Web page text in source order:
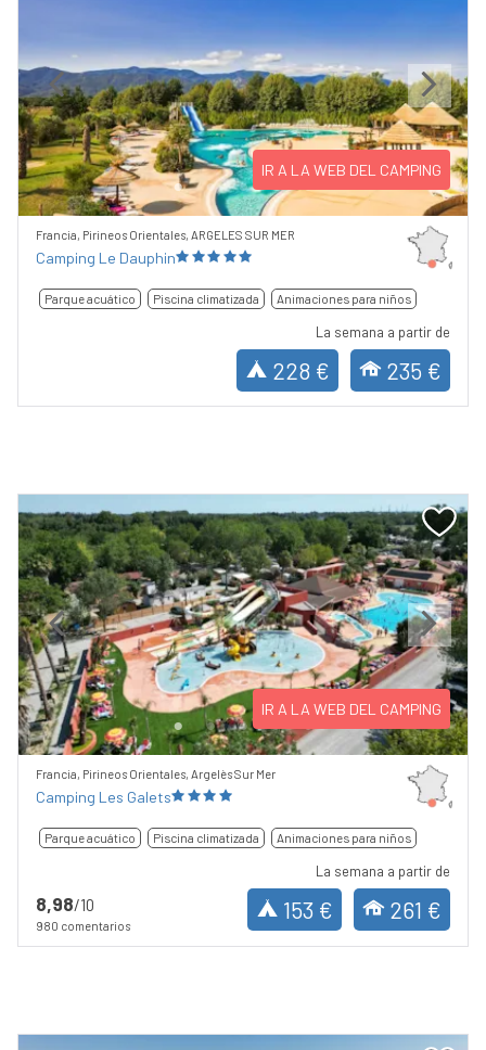
Previous Next
IR A LA WEB DEL CAMPING
Francia, Pirineos Orientales, ARGELES SUR MER
Camping Le Dauphin
Parque acuático Piscina climatizada Animaciones para niños
La semana a partir de
228 € 235 €
Previous Next
IR A LA WEB DEL CAMPING
Francia, Pirineos Orientales, Argelès Sur Mer
Camping Les Galets
Parque acuático Piscina climatizada Animaciones para niños
8,98/10
980 comentarios
La semana a partir de
153 € 261 €